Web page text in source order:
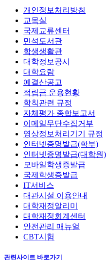
개인정보처리방침
교목실
국제교류센터
민석도서관
학생생활관
대학정보공시
대학요람
예결산공고
적립금 운용현황
학칙관련 규정
자체평가 종합보고서
이메일무단수집거부
영상정보처리기기 규정
인터넷증명발급(학부)
인터넷증명발급(대학원)
모바일학생증발급
국제학생증발급
IT서비스
대관시설 이용안내
대학재정알리미
대학재정회계센터
안전관리 매뉴얼
CBT시험
관련사이트 바로가기